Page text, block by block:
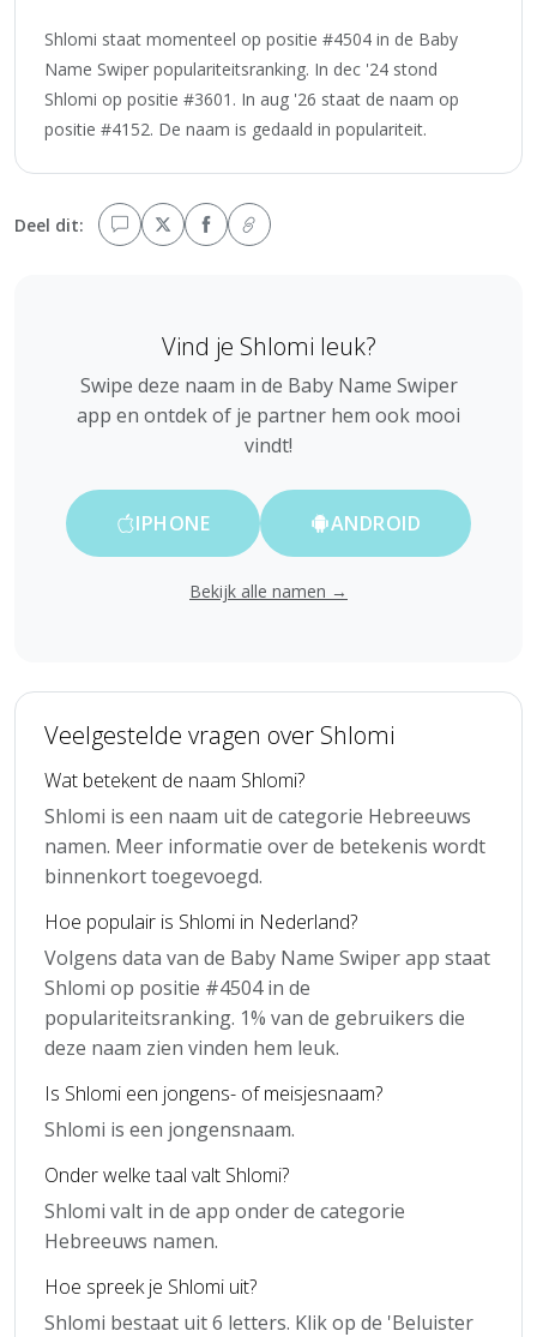
Shlomi staat momenteel op positie #4504 in de Baby
Name Swiper populariteitsranking. In dec '24 stond
Shlomi op positie #3601. In aug '26 staat de naam op
positie #4152. De naam is gedaald in populariteit.
Deel dit:
Vind je Shlomi leuk?
Swipe deze naam in de Baby Name Swiper
app en ontdek of je partner hem ook mooi
vindt!
IPHONE ANDROID
Bekijk alle namen →
Veelgestelde vragen over Shlomi
Wat betekent de naam Shlomi?
Shlomi is een naam uit de categorie Hebreeuws
namen. Meer informatie over de betekenis wordt
binnenkort toegevoegd.
Hoe populair is Shlomi in Nederland?
Volgens data van de Baby Name Swiper app staat
Shlomi op positie #4504 in de
populariteitsranking. 1% van de gebruikers die
deze naam zien vinden hem leuk.
Is Shlomi een jongens- of meisjesnaam?
Shlomi is een jongensnaam.
Onder welke taal valt Shlomi?
Shlomi valt in de app onder de categorie
Hebreeuws namen.
Hoe spreek je Shlomi uit?
Shlomi bestaat uit 6 letters. Klik op de 'Beluister